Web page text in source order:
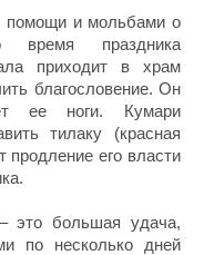
помощи и мольбами о
время праздника
приходит в храм
благословение. Он
ее ноги. Кумари
тилаку (красная
продление его власти
это большая удача,
по несколько дней